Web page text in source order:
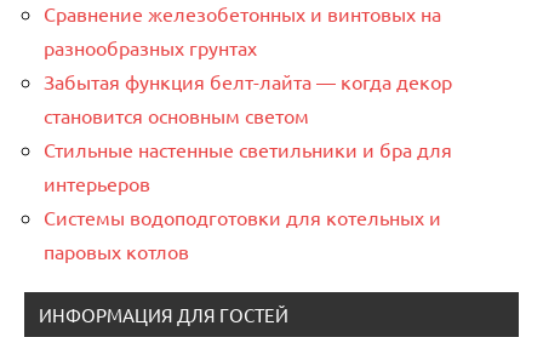
Сравнение железобетонных и винтовых на
разнообразных грунтах
Забытая функция белт-лайта — когда декор
становится основным светом
Стильные настенные светильники и бра для
интерьеров
Системы водоподготовки для котельных и
паровых котлов
ИНФОРМАЦИЯ ДЛЯ ГОСТЕЙ